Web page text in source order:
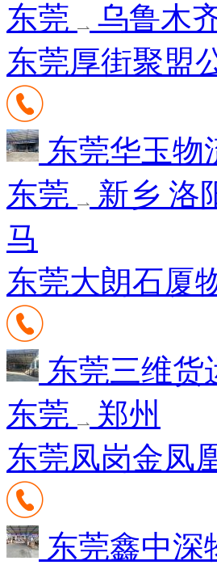
东莞
乌鲁木
东莞厚街聚盟
东莞华玉物
东莞
新乡 洛
马
东莞大朗石厦
东莞三维货
东莞
郑州
东莞凤岗金凤
东莞鑫中深